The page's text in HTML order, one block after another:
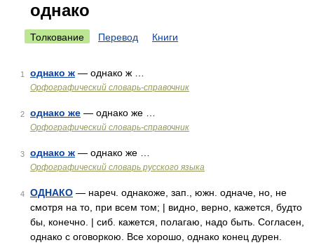
однако
Толкование Перевод Книги
1 однако ж — однако ж …
Орфографический словарь-справочник
2 однако же — однако же …
Орфографический словарь-справочник
3 однако ж — однако же …
Орфографический словарь русского языка
4 ОДНАКО — нареч. однакоже, зап., южн. одначе, но, не
смотря на то, при всем том; | видно, верно, кажется, будто
бы, конечно. | сиб. кажется, полагаю, надо быть. Согласен,
однако с оговоркою. Все хорошо, однако конец дурен.